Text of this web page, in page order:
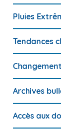
Pluies
Tendances
Archives
Accès aux